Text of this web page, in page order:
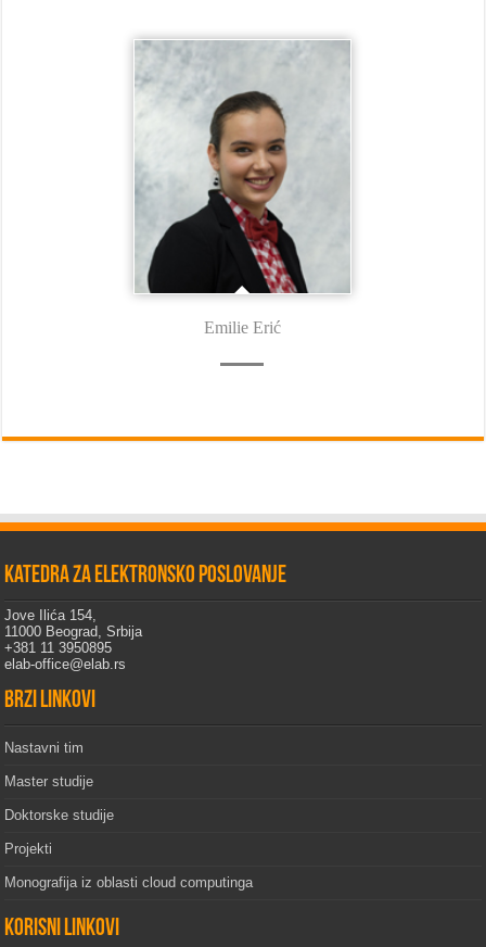
Emilie Erić
Katedra za elektronsko poslovanje
Jove Ilića 154,
11000 Beograd, Srbija
+381 11 3950895
elab-office@elab.rs
Brzi linkovi
Nastavni tim
Master studije
Doktorske studije
Projekti
Monografija iz oblasti cloud computinga
Korisni linkovi